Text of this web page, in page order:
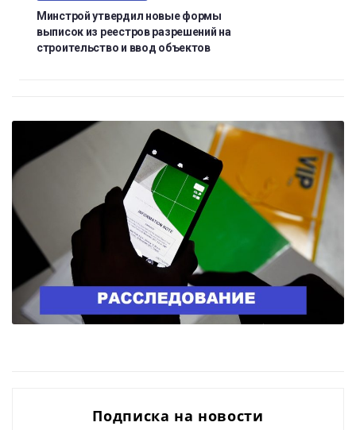
Минстрой утвердил новые формы
выписок из реестров разрешений на
строительство и ввод объектов
Подписка на новости